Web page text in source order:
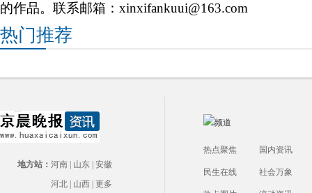
的作品。联系邮箱：xinxifankuui@163.com
热门推荐
地方站： 河南 山东 安徽
河北
山西 更多
热点聚焦 国内资讯
民生在线 社会万象